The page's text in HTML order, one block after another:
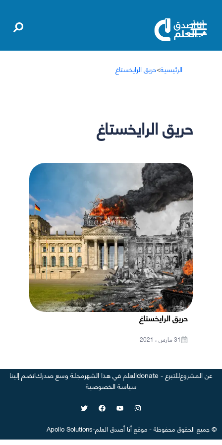
الرئيسية>حريق الرايخستاغ
حريق الرايخستاغ
حريق الرايخستاغ
31 مارس ، 2021
عن المشروعللتبرع - donate العلم في هذا الشهرمجلة وسع صدركانضم إلينا
سياسة الخصوصية
©جميع الحقوق محفوظة-موقع أنا أصدق العلم-
Apollo Solutions